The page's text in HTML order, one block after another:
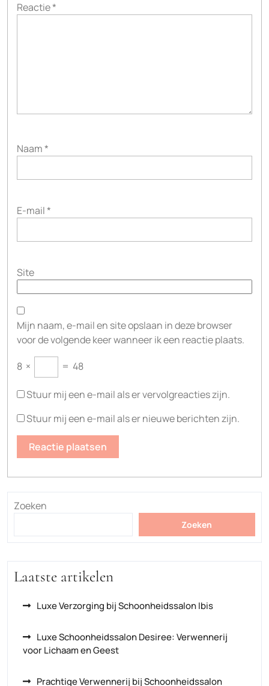
Reactie*
Naam*
E-mail*
Site
Mijn naam, e-mail en site opslaan in deze browser
voor de volgende keer wanneer ik een reactie plaats.
8 × = 48
Stuur mij een e-mail als er vervolgreacties zijn.
Stuur mij een e-mail als er nieuwe berichten zijn.
Zoeken
Zoeken
Laatste artikelen
Luxe Verzorging bij Schoonheidssalon Ibis
Luxe Schoonheidssalon Desiree: Verwennerij
voor Lichaam en Geest
Prachtige Verwennerij bij Schoonheidssalon